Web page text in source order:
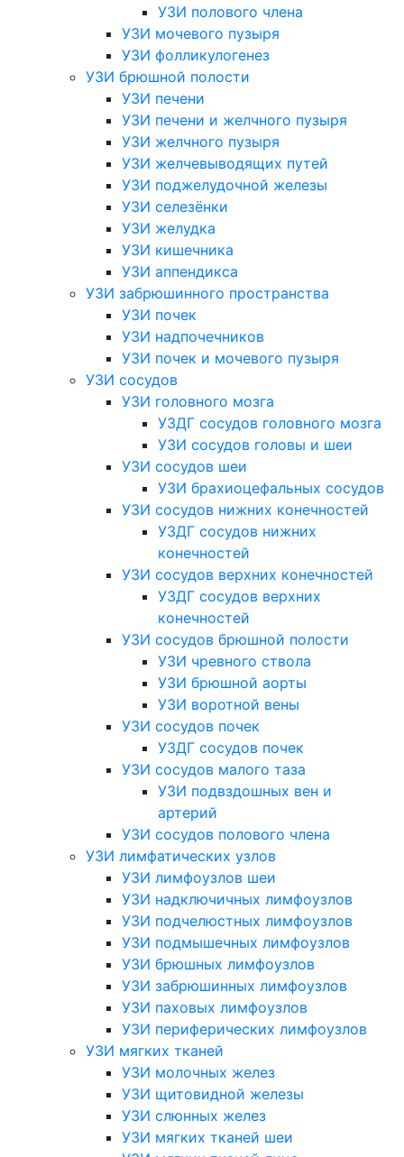
УЗИ полового члена
УЗИ мочевого пузыря
УЗИ фолликулогенез
УЗИ брюшной полости
УЗИ печени
УЗИ печени и желчного пузыря
УЗИ желчного пузыря
УЗИ желчевыводящих путей
УЗИ поджелудочной железы
УЗИ селезёнки
УЗИ желудка
УЗИ кишечника
УЗИ аппендикса
УЗИ забрюшинного пространства
УЗИ почек
УЗИ надпочечников
УЗИ почек и мочевого пузыря
УЗИ сосудов
УЗИ головного мозга
УЗДГ сосудов головного мозга
УЗИ сосудов головы и шеи
УЗИ сосудов шеи
УЗИ брахиоцефальных сосудов
УЗИ сосудов нижних конечностей
УЗДГ сосудов нижних
конечностей
УЗИ сосудов верхних конечностей
УЗДГ сосудов верхних
конечностей
УЗИ сосудов брюшной полости
УЗИ чревного ствола
УЗИ брюшной аорты
УЗИ воротной вены
УЗИ сосудов почек
УЗДГ сосудов почек
УЗИ сосудов малого таза
УЗИ подвздошных вен и
артерий
УЗИ сосудов полового члена
УЗИ лимфатических узлов
УЗИ лимфоузлов шеи
УЗИ надключичных лимфоузлов
УЗИ подчелюстных лимфоузлов
УЗИ подмышечных лимфоузлов
УЗИ брюшных лимфоузлов
УЗИ забрюшинных лимфоузлов
УЗИ паховых лимфоузлов
УЗИ периферических лимфоузлов
УЗИ мягких тканей
УЗИ молочных желез
УЗИ щитовидной железы
УЗИ слюнных желез
УЗИ мягких тканей шеи